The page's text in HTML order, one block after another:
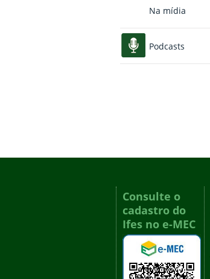
Na mídia
Podcasts
Consulte o
cadastro do
Ifes no e-MEC